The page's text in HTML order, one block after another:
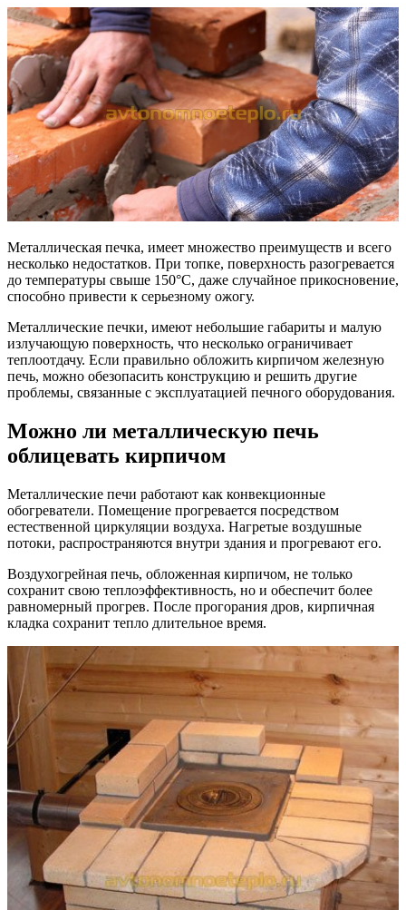
Металлическая печка, имеет множество преимуществ и всего
несколько недостатков. При топке, поверхность разогревается
до температуры свыше 150°С, даже случайное прикосновение,
способно привести к серьезному ожогу.
Металлические печки, имеют небольшие габариты и малую
излучающую поверхность, что несколько ограничивает
теплоотдачу. Если правильно обложить кирпичом железную
печь, можно обезопасить конструкцию и решить другие
проблемы, связанные с эксплуатацией печного оборудования.
Можно ли металлическую печь
облицевать кирпичом
Металлические печи работают как конвекционные
обогреватели. Помещение прогревается посредством
естественной циркуляции воздуха. Нагретые воздушные
потоки, распространяются внутри здания и прогревают его.
Воздухогрейная печь, обложенная кирпичом, не только
сохранит свою теплоэффективность, но и обеспечит более
равномерный прогрев. После прогорания дров, кирпичная
кладка сохранит тепло длительное время.